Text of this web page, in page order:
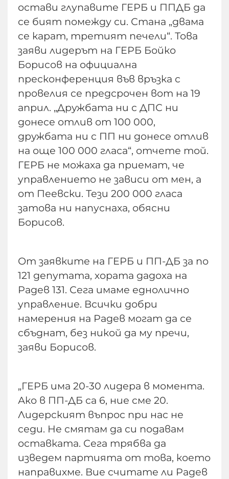
остави глупавите ГЕРБ и ППДБ да
се бият помежду си. Стана „двама
се карат, третият печели“. Това
заяви лидерът на ГЕРБ Бойко
Борисов на официална
пресконференция във връзка с
провелия се предсрочен вот на 19
април. „Дружбата ни с ДПС ни
донесе отлив от 100 000,
дружбата ни с ПП ни донесе отлив
на още 100 000 гласа“, отчете той.
ГЕРБ не можаха да приемат, че
управлението не зависи от мен, а
от Пеевски. Тези 200 000 гласа
затова ни напуснаха, обясни
Борисов.
От заявките на ГЕРБ и ПП-ДБ за по
121 депутата, хората дадоха на
Радев 131. Сега имаме еднолично
управление. Всички добри
намерения на Радев могат да се
сбъднат, без никой да му пречи,
заяви Борисов.
„ГЕРБ има 20-30 лидера в момента.
Ако в ПП-ДБ са 6, ние сме 20.
Лидерският въпрос при нас не
седи. Не смятам да си подавам
оставката. Сега трябва да
изведем партията от това, което
направихме. Вие считате ли Радев